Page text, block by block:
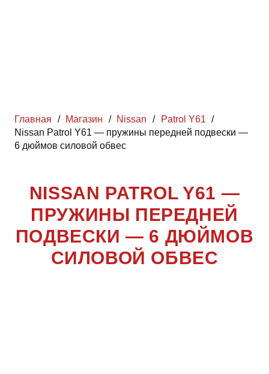
Главная / Магазин / Nissan / Patrol Y61 /
Nissan Patrol Y61 — пружины передней подвески —
6 дюймов силовой обвес
NISSAN PATROL Y61 —
ПРУЖИНЫ ПЕРЕДНЕЙ
ПОДВЕСКИ — 6 ДЮЙМОВ
СИЛОВОЙ ОБВЕС